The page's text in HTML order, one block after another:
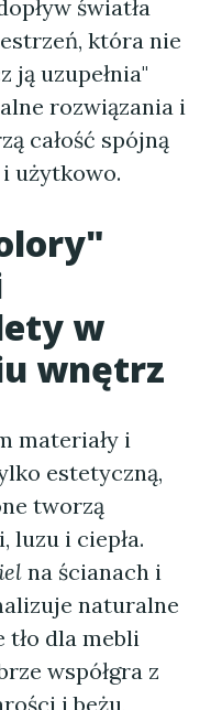
światła
która nie
ją uzupełnia"
rozwiązania i
całość spójną
użytkowo.
w
wnętrz
materiały i
estetyczną,
tworzą
luzu i ciepła.
na ścianach i
naturalne
tło dla mebli
współgra z
i beżu,